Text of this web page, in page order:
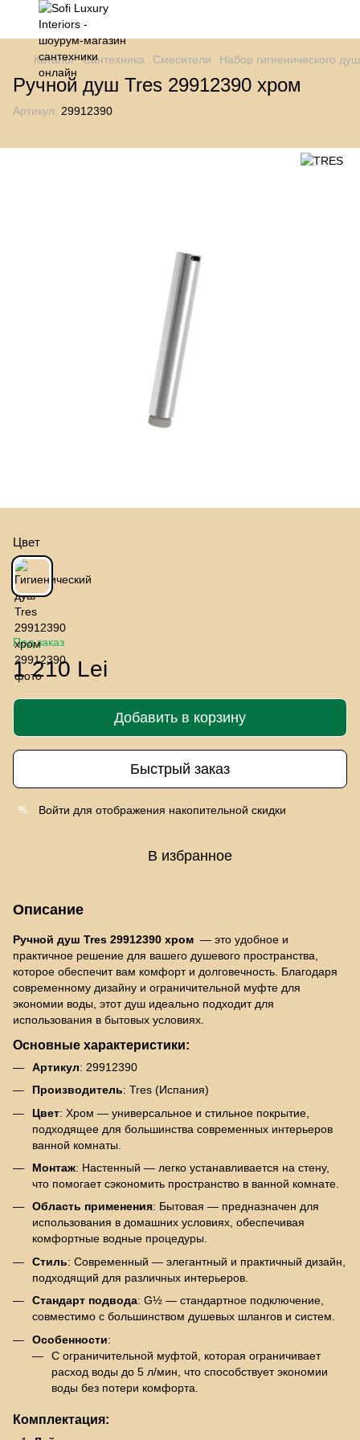
Каталог Сантехника Смесители Набор гигиенического
Ручной душ Tres 29912390 хром
Артикул: 29912390
Цвет
Под заказ
1 210 Lei
Добавить в корзину
Быстрый заказ
% Войти для отображения накопительной скидки
В избранное
Описание
Ручной душ Tres 29912390 хром — это удобное и
практичное решение для вашего душевого пространства,
которое обеспечит вам комфорт и долговечность. Благодаря
современному дизайну и ограничительной муфте для
экономии воды, этот душ идеально подходит для
использования в бытовых условиях.
Основные характеристики:
Артикул: 29912390
Производитель: Tres (Испания)
Цвет: Хром — универсальное и стильное покрытие,
подходящее для большинства современных интерьеров
ванной комнаты.
Монтаж: Настенный — легко устанавливается на стену,
что помогает сэкономить пространство в ванной комнате.
Область применения: Бытовая — предназначен для
использования в домашних условиях, обеспечивая
комфортные водные процедуры.
Стиль: Современный — элегантный и практичный дизайн,
подходящий для различных интерьеров.
Стандарт подвода: G½ — стандартное подключение,
совместимо с большинством душевых шлангов и систем.
Особенности:
С ограничительной муфтой, которая ограничивает
расход воды до 5 л/мин, что способствует экономии
воды без потери комфорта.
Комплектация: